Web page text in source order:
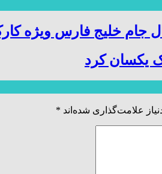
خلیج فارس ویژه
یکسان کرد
علامت‌گذاری شده‌اند *